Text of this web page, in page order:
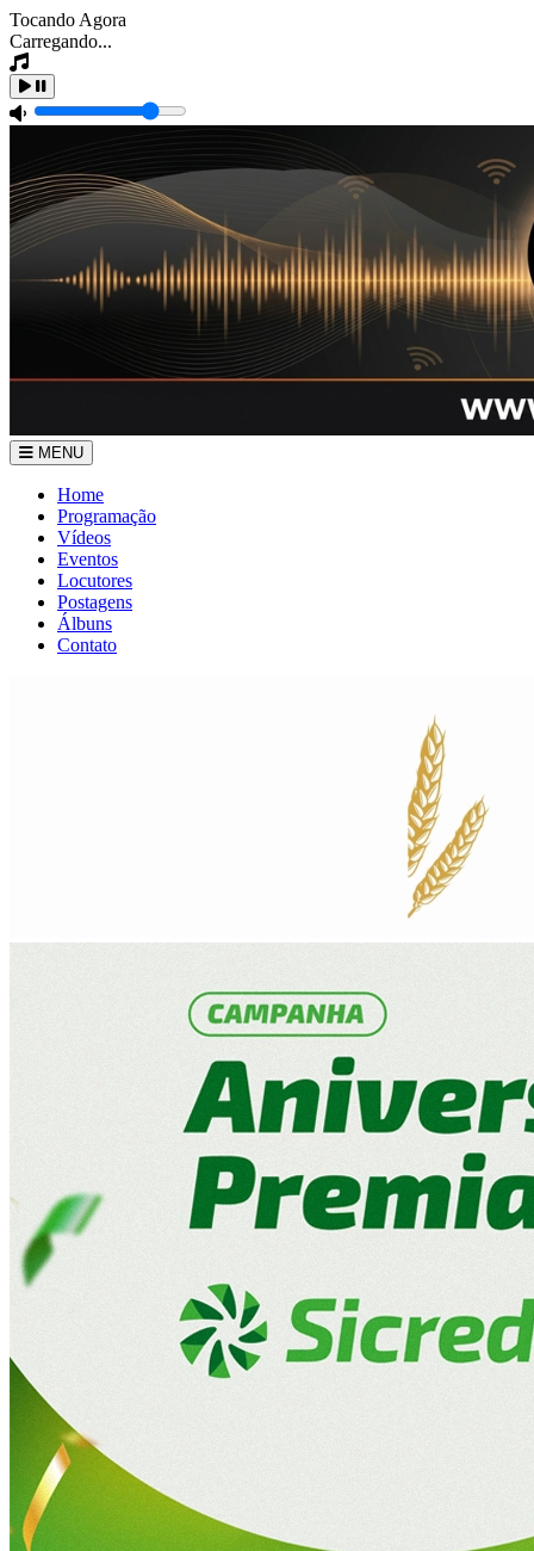
Tocando Agora
Carregando...
MENU
Home
Programação
Vídeos
Eventos
Locutores
Postagens
Álbuns
Contato